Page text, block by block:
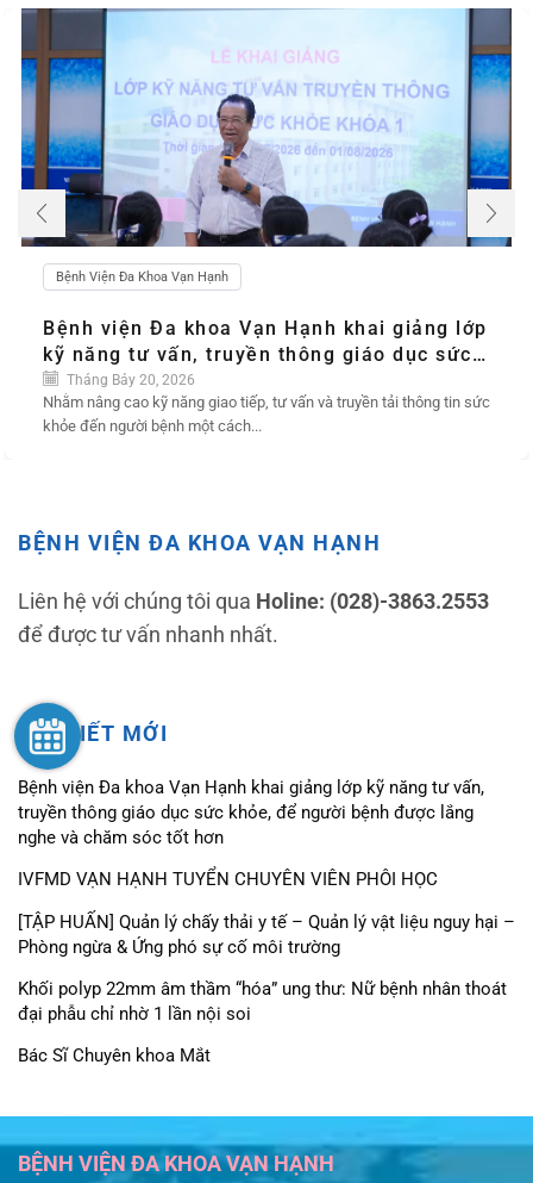
Bệnh Viện Đa Khoa Vạn Hạnh
Bệnh viện Đa khoa Vạn Hạnh khai giảng lớp
kỹ năng tư vấn, truyền thông giáo dục sức
khỏe, để người bệnh được lắng nghe và
chăm sóc tốt hơn
Tháng Bảy 20, 2026
Nhằm nâng cao kỹ năng giao tiếp, tư vấn và truyền tải thông tin sức
khỏe đến người bệnh một cách...
BỆNH VIỆN ĐA KHOA VẠN HẠNH
Liên hệ với chúng tôi qua Holine: (028)-3863.2553
để được tư vấn nhanh nhất.
BÀI VIẾT MỚI
Bệnh viện Đa khoa Vạn Hạnh khai giảng lớp kỹ năng tư vấn,
truyền thông giáo dục sức khỏe, để người bệnh được lắng
nghe và chăm sóc tốt hơn
IVFMD VẠN HẠNH TUYỂN CHUYÊN VIÊN PHÔI HỌC
[TẬP HUẤN] Quản lý chấy thải y tế – Quản lý vật liệu nguy hại –
Phòng ngừa & Ứng phó sự cố môi trường
Khối polyp 22mm âm thầm “hóa” ung thư: Nữ bệnh nhân thoát
đại phẫu chỉ nhờ 1 lần nội soi
Bác Sĩ Chuyên khoa Mắt
BỆNH VIỆN ĐA KHOA VẠN HẠNH